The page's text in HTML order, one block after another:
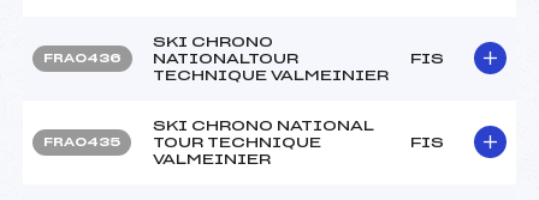
FRA0436
SKI CHRONO
NATIONALTOUR
TECHNIQUE VALMEINIER
FIS
FRA0435
SKI CHRONO NATIONAL
TOUR TECHNIQUE
VALMEINIER
FIS